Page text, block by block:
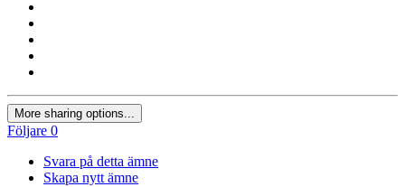
More sharing options...
Följare 0
Svara på detta ämne
Skapa nytt ämne